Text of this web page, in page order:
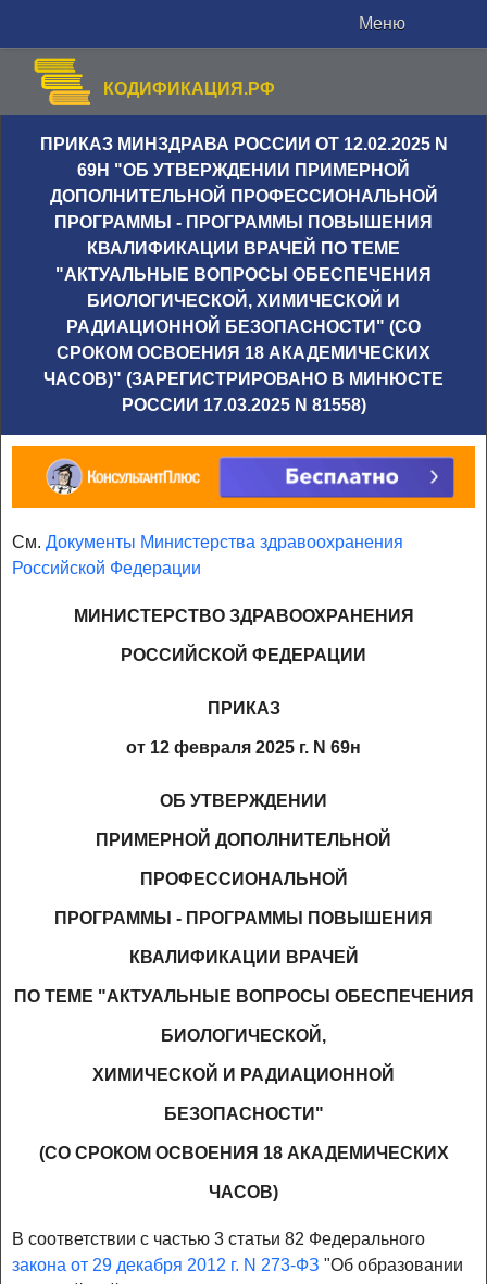
Меню
КОДИФИКАЦИЯ.РФ
ПРИКАЗ МИНЗДРАВА РОССИИ ОТ 12.02.2025 N
69Н "ОБ УТВЕРЖДЕНИИ ПРИМЕРНОЙ
ДОПОЛНИТЕЛЬНОЙ ПРОФЕССИОНАЛЬНОЙ
ПРОГРАММЫ - ПРОГРАММЫ ПОВЫШЕНИЯ
КВАЛИФИКАЦИИ ВРАЧЕЙ ПО ТЕМЕ
"АКТУАЛЬНЫЕ ВОПРОСЫ ОБЕСПЕЧЕНИЯ
БИОЛОГИЧЕСКОЙ, ХИМИЧЕСКОЙ И
РАДИАЦИОННОЙ БЕЗОПАСНОСТИ" (СО
СРОКОМ ОСВОЕНИЯ 18 АКАДЕМИЧЕСКИХ
ЧАСОВ)" (ЗАРЕГИСТРИРОВАНО В МИНЮСТЕ
РОССИИ 17.03.2025 N 81558)
См. Документы Министерства здравоохранения
Российской Федерации
МИНИСТЕРСТВО ЗДРАВООХРАНЕНИЯ
РОССИЙСКОЙ ФЕДЕРАЦИИ
ПРИКАЗ
от 12 февраля 2025 г. N 69н
ОБ УТВЕРЖДЕНИИ
ПРИМЕРНОЙ ДОПОЛНИТЕЛЬНОЙ
ПРОФЕССИОНАЛЬНОЙ
ПРОГРАММЫ - ПРОГРАММЫ ПОВЫШЕНИЯ
КВАЛИФИКАЦИИ ВРАЧЕЙ
ПО ТЕМЕ "АКТУАЛЬНЫЕ ВОПРОСЫ ОБЕСПЕЧЕНИЯ
БИОЛОГИЧЕСКОЙ,
ХИМИЧЕСКОЙ И РАДИАЦИОННОЙ
БЕЗОПАСНОСТИ"
(СО СРОКОМ ОСВОЕНИЯ 18 АКАДЕМИЧЕСКИХ
ЧАСОВ)
В соответствии с частью 3 статьи 82 Федерального
закона от 29 декабря 2012 г. N 273-ФЗ "Об образовании